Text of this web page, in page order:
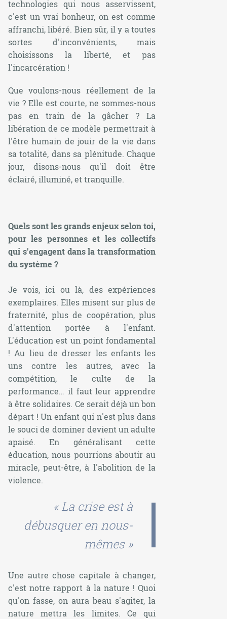
technologies qui nous asservissent,
c'est un vrai bonheur, on est comme
affranchi, libéré. Bien sûr, il y a toutes
sortes d'inconvénients, mais
choisissons la liberté, et pas
l'incarcération !
Que voulons-nous réellement de la
vie ? Elle est courte, ne sommes-nous
pas en train de la gâcher ? La
libération de ce modèle permettrait à
l'être humain de jouir de la vie dans
sa totalité, dans sa plénitude. Chaque
jour, disons-nous qu'il doit être
éclairé, illuminé, et tranquille.
Quels sont les grands enjeux selon toi,
pour les personnes et les collectifs
qui s'engagent dans la transformation
du système ?
Je vois, ici ou là, des expériences
exemplaires. Elles misent sur plus de
fraternité, plus de coopération, plus
d'attention portée à l'enfant.
L'éducation est un point fondamental
! Au lieu de dresser les enfants les
uns contre les autres, avec la
compétition, le culte de la
performance… il faut leur apprendre
à être solidaires. Ce serait déjà un bon
départ ! Un enfant qui n'est plus dans
le souci de dominer devient un adulte
apaisé. En généralisant cette
éducation, nous pourrions aboutir au
miracle, peut-être, à l'abolition de la
violence.
« La crise est à
débusquer en nous-
mêmes »
Une autre chose capitale à changer,
c'est notre rapport à la nature ! Quoi
qu'on fasse, on aura beau s'agiter, la
nature mettra les limites. Ce qui